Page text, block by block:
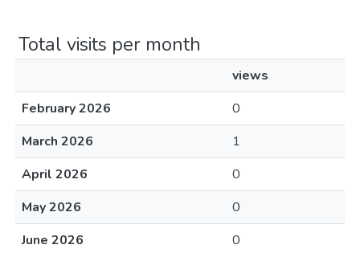
Total visits per month
views
February 2026
0
March 2026
1
April 2026
0
May 2026
0
June 2026
0